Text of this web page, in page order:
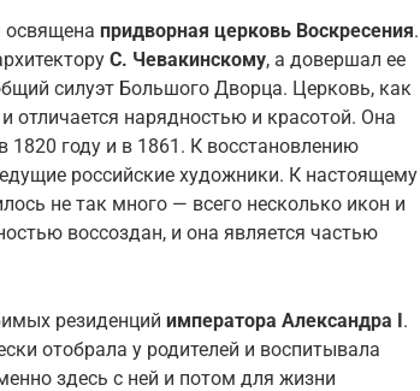
освящена придворная церковь Воскресения.
С. Чевакинскому, а довершал ее
силуэт Большого Дворца. Церковь, как
отличается нарядностью и красотой. Она
году и в 1861. К восстановлению
российские художники. К настоящему
не так много — всего несколько икон и
воссоздан, и она является частью
резиденций императора Александра I.
отобрала у родителей и воспитывала
здесь с ней и потом для жизни